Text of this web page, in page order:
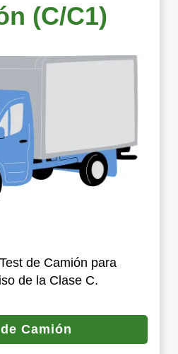
(C/C1)
de Camión para
de la Clase C.
Camión